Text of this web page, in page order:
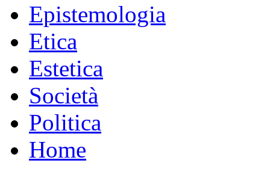
Epistemologia
Etica
Estetica
Società
Politica
Home